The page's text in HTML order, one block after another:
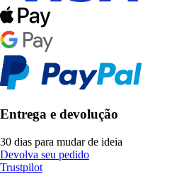
Entrega e devolução
30 dias para mudar de ideia
Devolva seu pedido
Trustpilot